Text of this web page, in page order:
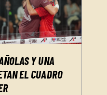
Y UNA
EL CUADRO